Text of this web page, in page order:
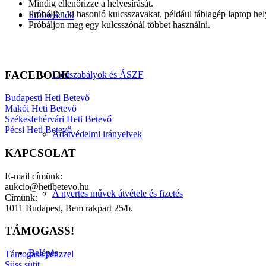
Információk
Licitszabályok és ÁSZF
Adatvédelmi irányelvek
A nyertes művek átvétele és fizetés
Belépés
Mindig ellenőrizze a helyesírását.
Próbáljon ki hasonló kulcsszavakat, például táblagép laptop
Próbáljon meg egy kulcsszónál többet használni.
FACEBOOK
Budapesti Heti Betevő
Makói Heti Betevő
Székesfehérvári Heti Betevő
Pécsi Heti Betevő
KAPCSOLAT
E-mail címünk:
aukcio@hetibetevo.hu
Címünk:
1011 Budapest, Bem rakpart 25/b.
TÁMOGASS!
Támogass pénzzel